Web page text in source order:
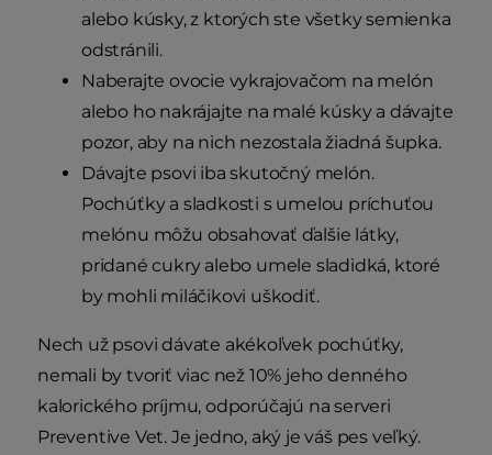
alebo kúsky, z ktorých ste všetky semienka
odstránili.
Naberajte ovocie vykrajovačom na melón
alebo ho nakrájajte na malé kúsky a dávajte
pozor, aby na nich nezostala žiadná šupka.
Dávajte psovi iba skutočný melón.
Pochúťky a sladkosti s umelou príchuťou
melónu môžu obsahovať ďalšie látky,
pridané cukry alebo umele sladidká, ktoré
by mohli miláčikovi uškodiť.
Nech už psovi dávate akékoľvek pochúťky,
nemali by tvoriť viac než 10% jeho denného
kalorického príjmu, odporúčajú na serveri
Preventive Vet. Je jedno, aký je váš pes veľký.